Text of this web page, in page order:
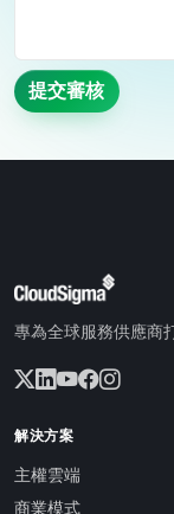
提交審核
專為全球服務供應商
解決方案
主權雲端
商業模式